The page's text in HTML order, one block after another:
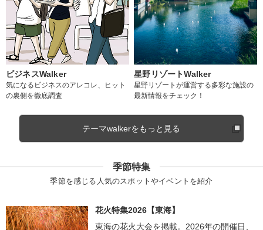
ビジネスWalker
気になるビジネスのアレコレ、ヒット
の裏側を徹底調査
星野リゾートWalker
星野リゾートが運営する多彩な施設の
最新情報をチェック！
テーマwalkerをもっと見る
季節特集
季節を感じる人気のスポットやイベントを紹介
花火特集2026【東海】
東海の花火大会を掲載。2026年の開催日、